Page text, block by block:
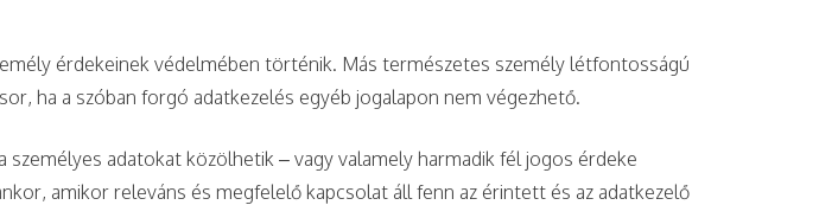
érdekeinek védelmében történik. Más természetes személy létfontosságú
ha a szóban forgó adatkezelés egyéb jogalapon nem végezhető.
adatokat közölhetik – vagy valamely harmadik fél jogos érdeke
amikor releváns és megfelelő kapcsolat áll fenn az érintett és az adatkezelő